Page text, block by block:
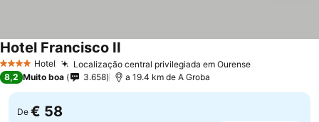
4 EstrelasHotel Localização central privilegiada em Ourense
Hotel Francisco II
8,2 Muito boa 3.658 a 19.4 km de A Groba
De € 58